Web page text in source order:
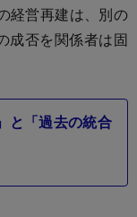
経営再建は、別の
成否を関係者は固
と「過去の統合